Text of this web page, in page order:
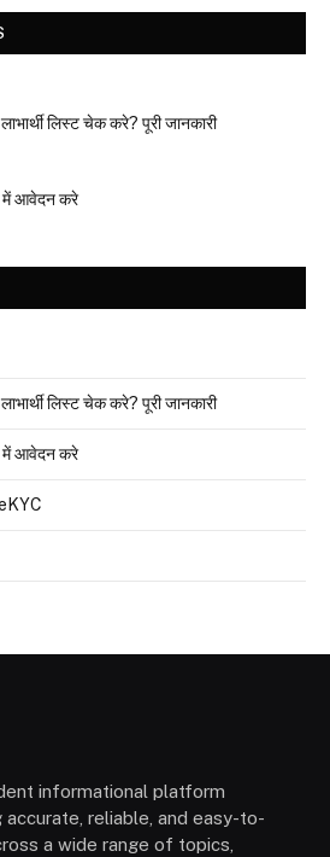
लिस्ट चेक करे? पूरी जानकारी
में आवेदन करे
लिस्ट चेक करे? पूरी जानकारी
में आवेदन करे
informational platform
reliable, and easy-to-
a wide range of topics,